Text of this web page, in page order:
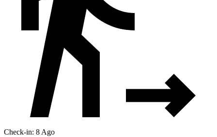
Check-in: 8 Ago